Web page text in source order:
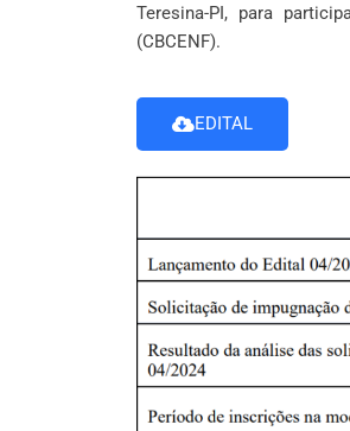
Teresina-PI, para
(CBCENF).
EDITAL